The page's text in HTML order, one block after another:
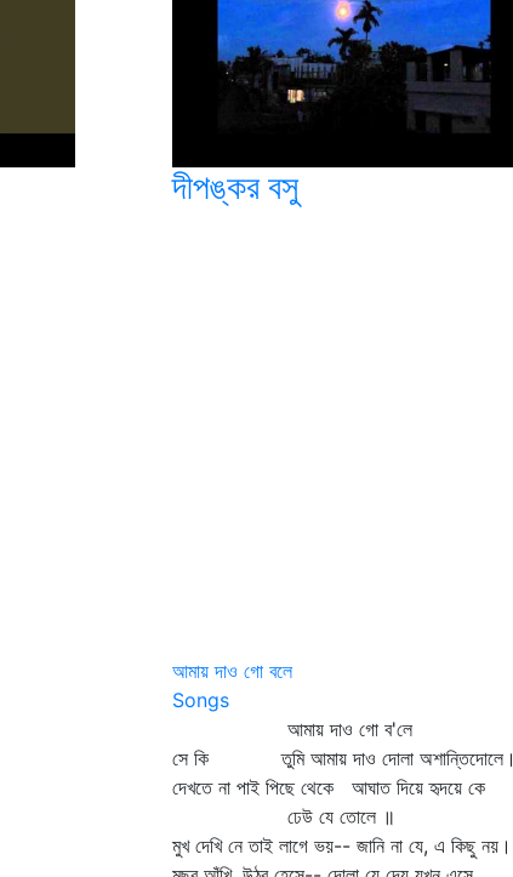
দীপঙ্কর বসু
আমায় দাও গো বলে
Songs
আমায় দাও গো ব'লে
সে কি তুমি আমায় দাও দোলা অশান্তিদোলে।
দেখতে না পাই পিছে থেকে আঘাত দিয়ে হৃদয়ে কে
ঢেউ যে তোলে ॥
মুখ দেখি নে তাই লাগে ভয়-- জানি না যে, এ কিছু নয়।